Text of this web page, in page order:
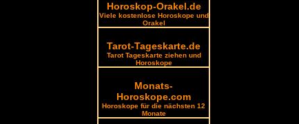
Horoskop-Orakel.de
Viele kostenlose Horoskope und
Orakel
Tarot-Tageskarte.de
Tarot Tageskarte ziehen und
Horoskope
Monats-
Horoskope.com
Horoskope für die nächsten 12
Monate